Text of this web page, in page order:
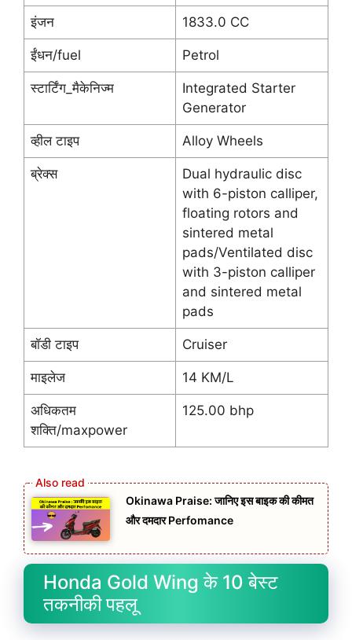
इंजन 1833.0 CC
ईंधन/fuel Petrol
स्टार्टिंग_मैकेनिज्म
Integrated Starter
Generator
व्हील टाइप Alloy Wheels
ब्रेक्स
Dual hydraulic disc
with 6-piston calliper,
floating rotors and
sintered metal
pads/Ventilated disc
with 3-piston calliper
and sintered metal
pads
बॉडी टाइप Cruiser
माइलेज 14 KM/L
अधिकतम
शक्ति/maxpower
125.00 bhp
Okinawa Praise: जानिए इस बाइक की कीमत
और दमदार Perfomance
Honda Gold Wing के 10 बेस्ट
तकनीकी पहलू